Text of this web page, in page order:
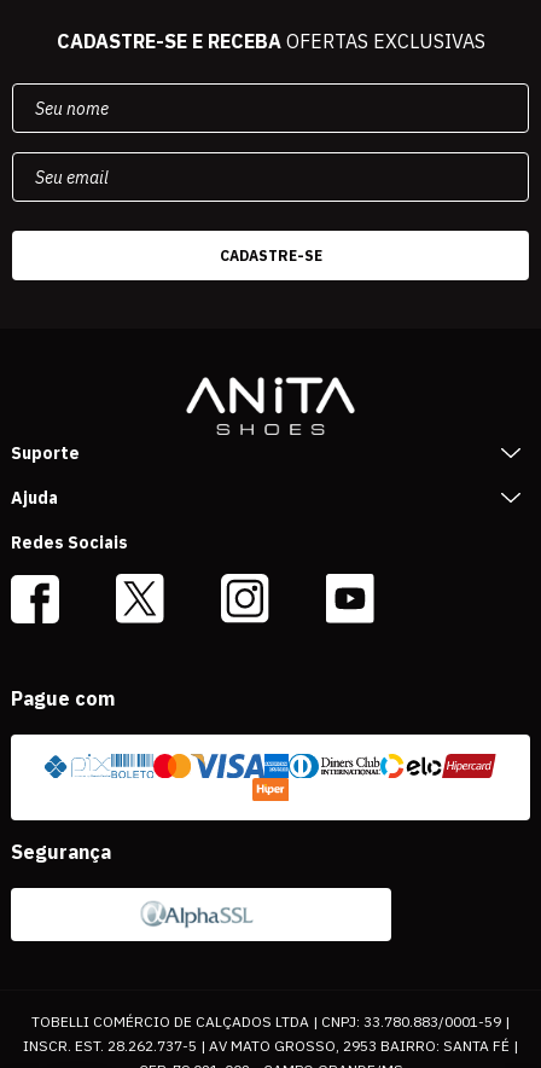
CADASTRE-SE E RECEBAOFERTAS EXCLUSIVAS
Suporte
Ajuda
Redes Sociais
Pague com
Segurança
TOBELLI COMÉRCIO DE CALÇADOS LTDA | CNPJ: 33.780.883/0001-59 |
INSCR. EST. 28.262.737-5 | AV MATO GROSSO, 2953 BAIRRO: SANTA FÉ |